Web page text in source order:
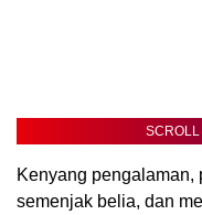
Kenyang pengalaman,
semenjak belia, dan